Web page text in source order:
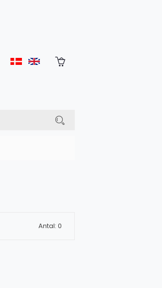
Antal: 0